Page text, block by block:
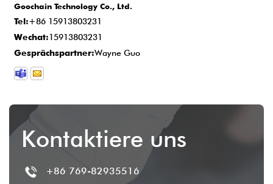
Lieferung und Kundendienst
Produktion abgeschlossen ist, beträgt die
wir bieten umfassenden After-Sales-Service,
Goochain Technology Co., Ltd.
Tel:+86 15913803231
Wechat:15913803231
Gesprächspartner:Wayne Guo
Kontaktiere uns
+86 769-82935516